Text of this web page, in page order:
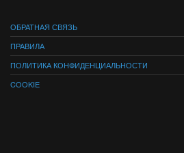
ОБРАТНАЯ СВЯЗЬ
ПРАВИЛА
ПОЛИТИКА КОНФИДЕНЦИАЛЬНОСТИ
COOKIE